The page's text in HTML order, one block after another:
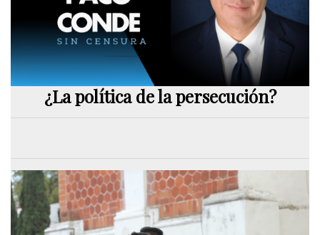
¿La política de la persecución?